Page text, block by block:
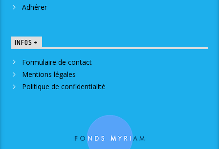
Adhérer
INFOS +
Formulaire de contact
Mentions légales
Politique de confidentialité